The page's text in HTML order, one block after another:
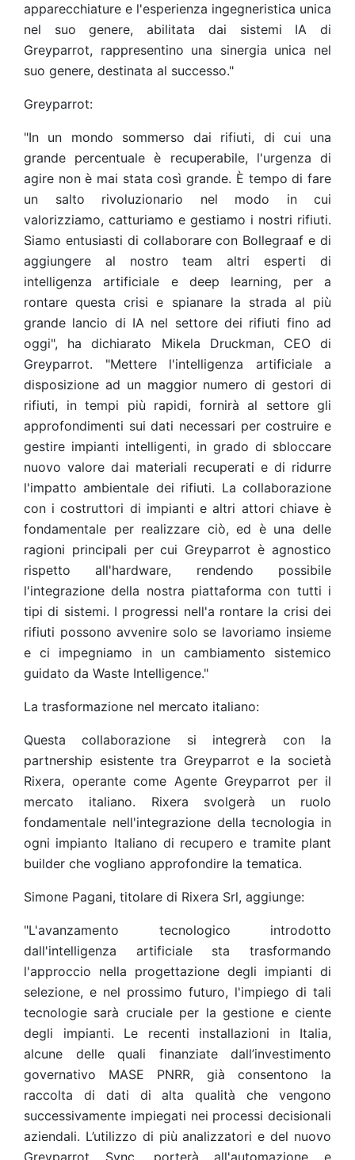
apparecchiature e l'esperienza ingegneristica unica
nel suo genere, abilitata dai sistemi IA di
Greyparrot, rappresentino una sinergia unica nel
suo genere, destinata al successo."
Greyparrot:
"In un mondo sommerso dai rifiuti, di cui una
grande percentuale è recuperabile, l'urgenza di
agire non è mai stata così grande. È tempo di fare
un salto rivoluzionario nel modo in cui
valorizziamo, catturiamo e gestiamo i nostri rifiuti.
Siamo entusiasti di collaborare con Bollegraaf e di
aggiungere al nostro team altri esperti di
intelligenza artificiale e deep learning, per a
rontare questa crisi e spianare la strada al più
grande lancio di IA nel settore dei rifiuti fino ad
oggi", ha dichiarato Mikela Druckman, CEO di
Greyparrot. "Mettere l'intelligenza artificiale a
disposizione ad un maggior numero di gestori di
rifiuti, in tempi più rapidi, fornirà al settore gli
approfondimenti sui dati necessari per costruire e
gestire impianti intelligenti, in grado di sbloccare
nuovo valore dai materiali recuperati e di ridurre
l'impatto ambientale dei rifiuti. La collaborazione
con i costruttori di impianti e altri attori chiave è
fondamentale per realizzare ciò, ed è una delle
ragioni principali per cui Greyparrot è agnostico
rispetto all'hardware, rendendo possibile
l'integrazione della nostra piattaforma con tutti i
tipi di sistemi. I progressi nell'a rontare la crisi dei
rifiuti possono avvenire solo se lavoriamo insieme
e ci impegniamo in un cambiamento sistemico
guidato da Waste Intelligence."
La trasformazione nel mercato italiano:
Questa collaborazione si integrerà con la
partnership esistente tra Greyparrot e la società
Rixera, operante come Agente Greyparrot per il
mercato italiano. Rixera svolgerà un ruolo
fondamentale nell'integrazione della tecnologia in
ogni impianto Italiano di recupero e tramite plant
builder che vogliano approfondire la tematica.
Simone Pagani, titolare di Rixera Srl, aggiunge:
"L'avanzamento tecnologico introdotto
dall'intelligenza artificiale sta trasformando
l'approccio nella progettazione degli impianti di
selezione, e nel prossimo futuro, l'impiego di tali
tecnologie sarà cruciale per la gestione e ciente
degli impianti. Le recenti installazioni in Italia,
alcune delle quali finanziate dall’investimento
governativo MASE PNRR, già consentono la
raccolta di dati di alta qualità che vengono
successivamente impiegati nei processi decisionali
aziendali. L’utilizzo di più analizzatori e del nuovo
Greyparrot Sync, porterà all'automazione e